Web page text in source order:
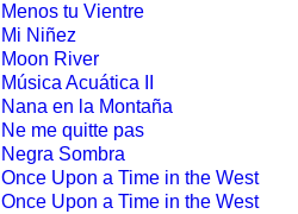
Menos tu Vientre
Mi Niñez
Moon River
Música Acuática II
Nana en la Montaña
Ne me quitte pas
Negra Sombra
Once Upon a Time in the West
Once Upon a Time in the West